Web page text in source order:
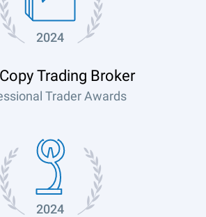
2024
Trading Broker
Trader Awards
2024